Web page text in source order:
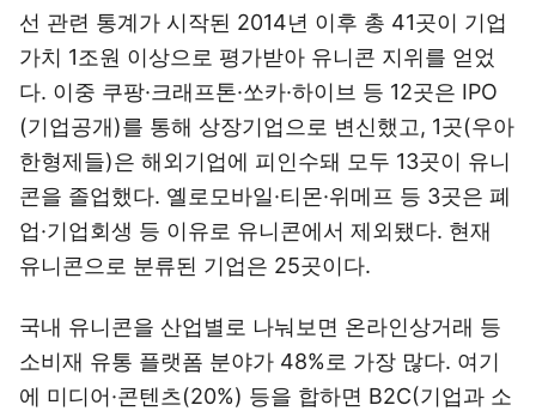
선 관련 통계가 시작된 2014년 이후 총 41곳이 기업
가치 1조원 이상으로 평가받아 유니콘 지위를 얻었
다. 이중 쿠팡·크래프톤·쏘카·하이브 등 12곳은 IPO
(기업공개)를 통해 상장기업으로 변신했고, 1곳(우아
한형제들)은 해외기업에 피인수돼 모두 13곳이 유니
콘을 졸업했다. 옐로모바일·티몬·위메프 등 3곳은 폐
업·기업회생 등 이유로 유니콘에서 제외됐다. 현재
유니콘으로 분류된 기업은 25곳이다.
국내 유니콘을 산업별로 나눠보면 온라인상거래 등
소비재 유통 플랫폼 분야가 48%로 가장 많다. 여기
에 미디어·콘텐츠(20%) 등을 합하면 B2C(기업과 소